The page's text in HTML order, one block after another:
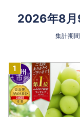
2026年8月
集計期